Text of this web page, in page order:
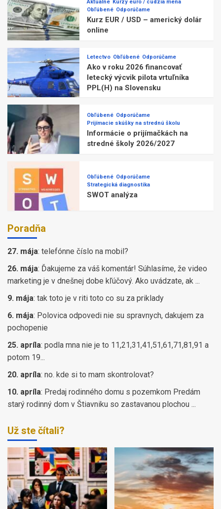
Aktuálne Kurzy euro / cudzia mena
Obľúbené Odporúčame
Kurz EUR / USD – americký dolár
online
Letectvo Obľúbené Odporúčame
Ako v roku 2026 financovať
letecký výcvik pilota vrtuľníka
PPL(H) na Slovensku
Obľúbené Odporúčame
Prijímacie skúšky na strednú školu
Informácie o prijímačkách na
stredné školy 2026/2027
Obľúbené Odporúčame
Strategická diagnostika
SWOT analýza
Poradňa
27. mája: telefónne číslo na mobil?
26. mája: Ďakujeme za váš komentár! Súhlasíme, že video
marketing je v dnešnej dobe kľúčový. Ako uvádzate, ak ...
9. mája: tak toto je v riti toto co su za priklady
6. mája: Polovica odpovedi nie su spravnych, dakujem za
pochopenie
25. apríla: podla mna nie je to 11,21,31,41,51,61,71,81,91 a
potom 19...
20. apríla: no. kde si to mam skontrolovat?
10. apríla: Predaj rodinného domu s pozemkom Predám
starý rodinný dom v Štiavniku so zastavanou plochou ...
Už ste čítali?